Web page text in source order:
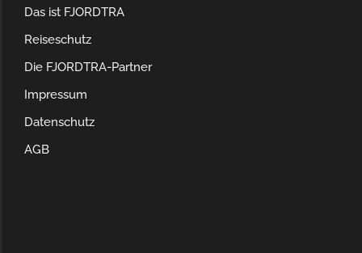
Das ist FJORDTRA
Reiseschutz
Die FJORDTRA-Partner
Impressum
Datenschutz
AGB